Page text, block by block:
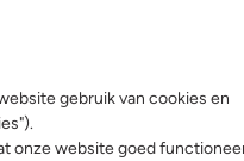
gebruik van cookies en
onze website goed